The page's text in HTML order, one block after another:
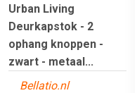
Urban Living
Deurkapstok - 2
ophang knoppen -
zwart - metaal...
Bellatio.nl